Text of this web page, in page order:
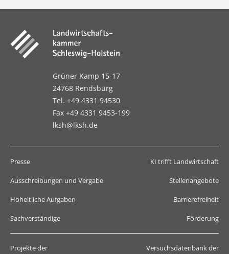
Grüner Kamp 15-17
24768 Rendsburg
Tel. +49 4331 94530
Fax +49 4331 9453-199
lksh@lksh.de
Presse KI trifft Landwirtschaft
Ausschreibungen und Vergabe Stellenangebote
Hoheitliche Aufgaben Barrierefreiheit
Sachverständige Förderung
Projekte der Versuchsdatenbank der